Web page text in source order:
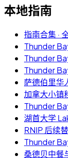
本地指南
指南合集 ·
Thunder
Thunder
Thunder
萨德伯里华
加拿大小镇
Thunder
湖首大学
RNIP 后续
Thunder
桑德贝中餐